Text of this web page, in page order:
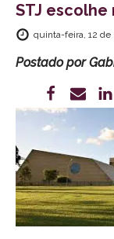
STJ escolhe
quinta-feira, 12 de
Postado por